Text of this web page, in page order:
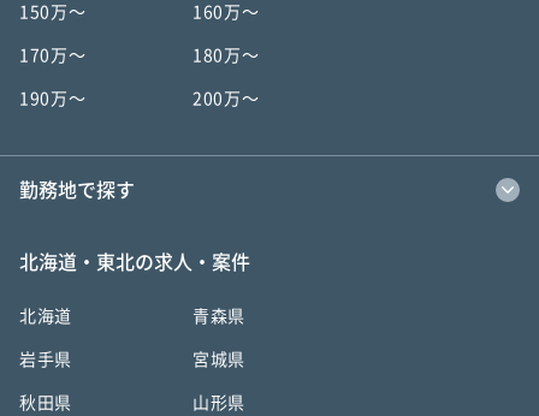
150万〜 160万〜
170万〜 180万〜
190万〜 200万〜
勤務地で探す
北海道・東北の求人・案件
北海道 青森県
岩手県 宮城県
秋田県 山形県